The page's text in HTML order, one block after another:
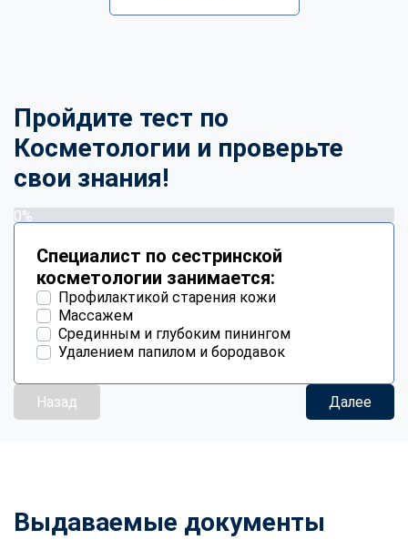
Пройдите тест по
Косметологии и проверьте
свои знания!
0%
Специалист по сестринской
косметологии занимается:
Профилактикой старения кожи
Массажем
Срединным и глубоким пинингом
Удалением папилом и бородавок
Назад Далее
Выдаваемые документы